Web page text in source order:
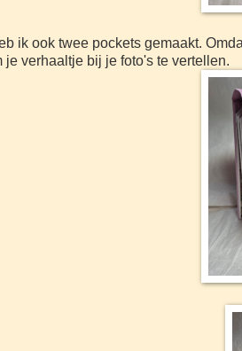
ik ook twee pockets gemaakt.
je verhaaltje bij je foto's te vertellen.